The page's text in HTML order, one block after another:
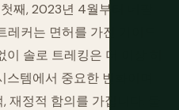
째, 2023년 4월부터 네팔
커는 면허를 가진 가이드
솔로 트레킹은 더 이상 허
템에서 중요한 변화이며
정적 함의를 가집니다. 둘